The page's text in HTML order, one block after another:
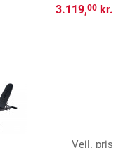
3.119,00kr.
Vejl. pris